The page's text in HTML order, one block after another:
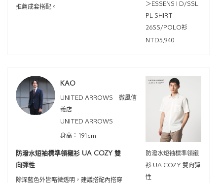
推薦成套搭配。
＞ESSENS I D/SSL
PL SHIRT
26SS/POLO衫
NTD5,940
KAO
UNITED ARROWS 微風信
義店
UNITED ARROWS
身高：191cm
防潑水短袖標準領襯衫 UA COZY 雙
向彈性
除深藍色外皆略微透明，建議搭配內搭穿
防潑水短袖標準領襯
衫 UA COZY 雙向彈
性